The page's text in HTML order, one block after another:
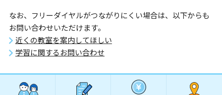
なお、フリーダイヤルがつながりにくい場合は、以下からも
お問い合わせいただけます。
近くの教室を案内してほしい
学習に関するお問い合わせ